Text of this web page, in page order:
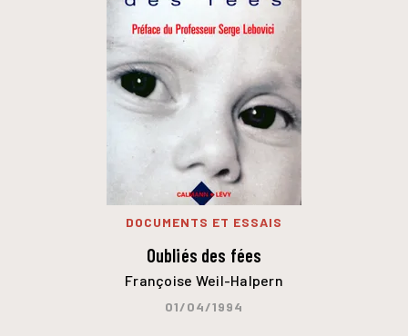
DOCUMENTS ET ESSAIS
Oubliés des fées
Françoise Weil-Halpern
01/04/1994